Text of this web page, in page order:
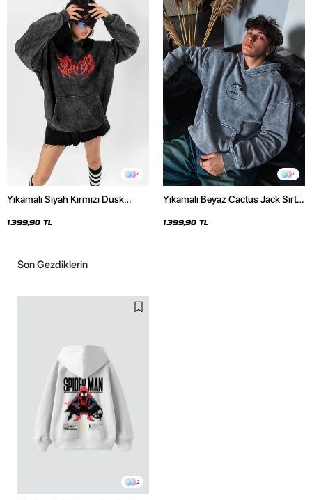
4
Yıkamalı Siyah Kırmızı Dusk
1.399,90 TL
4
Yıkamalı Beyaz Cactus Jack Sırt
1.399,90 TL
Son Gezdiklerin
2